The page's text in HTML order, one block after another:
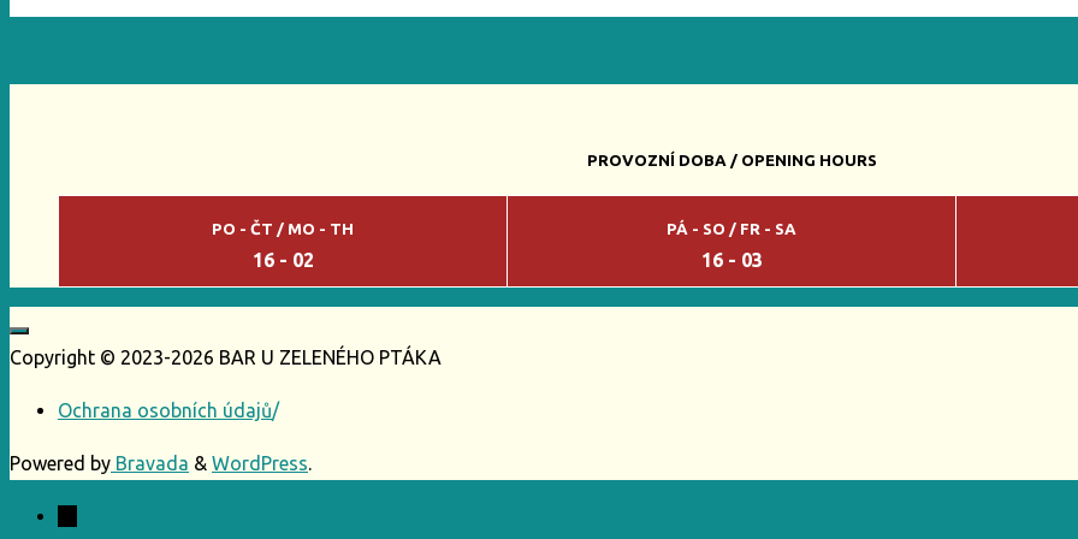
PROVOZNÍ DOBA / OPENING HOURS
PO - ČT / MO - TH
16 - 02
PÁ - SO / FR - SA
16 - 03
Copyright © 2023-2026 BAR U ZELENÉHO PTÁKA
Ochrana osobních údajů/
Powered by Bravada & WordPress